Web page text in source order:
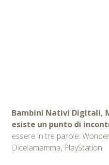
Bambini Nativi Digitali,
esiste un punto di
essere in tre parole:
Dicelamamma, PlayStation.